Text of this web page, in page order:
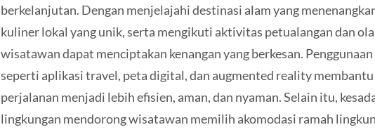
berkelanjutan. Dengan menjelajahi destinasi alam yang
kuliner lokal yang unik, serta mengikuti aktivitas petualangan dan
wisatawan dapat menciptakan kenangan yang berkesan.
seperti aplikasi travel, peta digital, dan augmented reality membantu
perjalanan menjadi lebih efisien, aman, dan nyaman. Selain itu,
lingkungan mendorong wisatawan memilih akomodasi ramah